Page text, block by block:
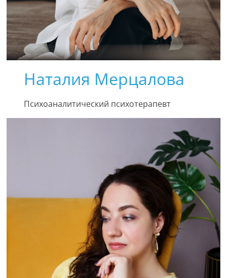
Наталия Мерцалова
Психоаналитический психотерапевт